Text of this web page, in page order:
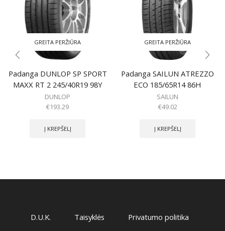
GREITA PERŽIŪRA
Padanga DUNLOP SP SPORT
MAXX RT 2 245/40R19 98Y
DUNLOP
€193.29
Į KREPŠELĮ
GREITA PERŽIŪRA
Padanga SAILUN ATREZZO
ECO 185/65R14 86H
SAILUN
€49.02
Į KREPŠELĮ
D.U.K. Taisyklės Privatumo politika